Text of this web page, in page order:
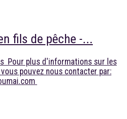
fils de pêche -...
Pour plus d'informations sur les
pouvez nous contacter par: